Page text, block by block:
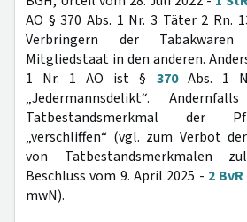
AO § 370 Abs. 1 Nr. 3 Täter 2 Rn.
Verbringern der
Mitgliedstaat in den anderen.
1 Nr. 1 AO ist § 370Abs. 1
„Jedermannsdelikt“.
Tatbestandsmerkmal der
„verschliffen“ (vgl. zum Verbot
von Tatbestandsmerkmalen
Beschluss vom 9. April 2025 - 2
mwN).